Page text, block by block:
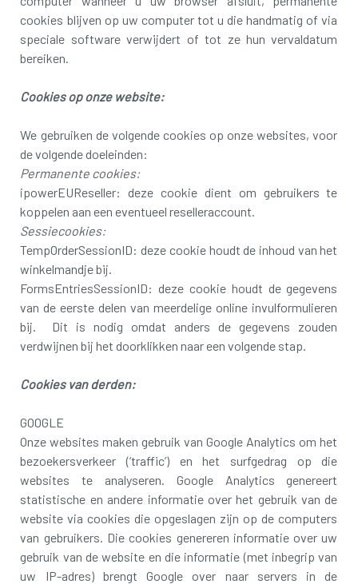
cookies blijven op uw computer tot u die handmatig of via
speciale software verwijdert of tot ze hun vervaldatum
bereiken.
Cookies op onze website:
We gebruiken de volgende cookies op onze websites, voor
de volgende doeleinden:
Permanente cookies:
ipowerEUReseller: deze cookie dient om gebruikers te
koppelen aan een eventueel reselleraccount.
Sessiecookies:
TempOrderSessionID: deze cookie houdt de inhoud van het
winkelmandje bij.
FormsEntriesSessionID: deze cookie houdt de gegevens
van de eerste delen van meerdelige online invulformulieren
bij. Dit is nodig omdat anders de gegevens zouden
verdwijnen bij het doorklikken naar een volgende stap.
Cookies van derden:
GOOGLE
Onze websites maken gebruik van Google Analytics om het
bezoekersverkeer (‘traffic’) en het surfgedrag op die
websites te analyseren. Google Analytics genereert
statistische en andere informatie over het gebruik van de
website via cookies die opgeslagen zijn op de computers
van gebruikers. Die cookies genereren informatie over uw
gebruik van de website en die informatie (met inbegrip van
uw IP-adres) brengt Google over naar servers in de